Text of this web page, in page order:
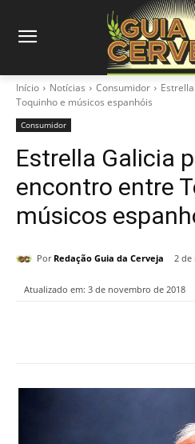
Início Notícias Consumidor
Toquinho e músicos espanhóis
Consumidor
Estrella Galicia
encontro entre
músicos
Por Redação Guia da Cerveja 2 de
Atualizado em: 3 de novembro de 2018